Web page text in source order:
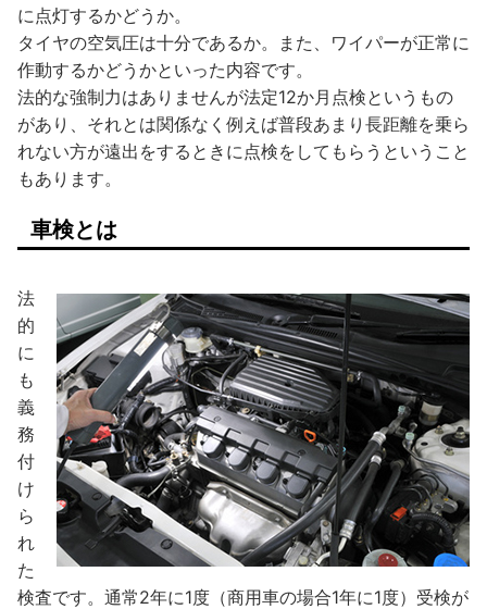
に点灯するかどうか。
タイヤの空気圧は十分であるか。また、ワイパーが正常に
作動するかどうかといった内容です。
法的な強制力はありませんが法定12か月点検というもの
があり、それとは関係なく例えば普段あまり長距離を乗ら
れない方が遠出をするときに点検をしてもらうということ
もあります。
車検とは
法
的
に
も
義
務
付
け
ら
れ
た
検査です。通常2年に1度（商用車の場合1年に1度）受検が